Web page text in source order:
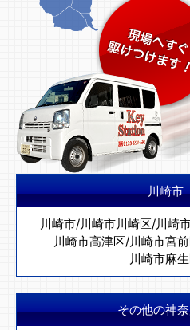
川崎市
川崎市/川崎市川崎区/川崎
川崎市高津区/川崎市宮
川崎市麻
その他の神